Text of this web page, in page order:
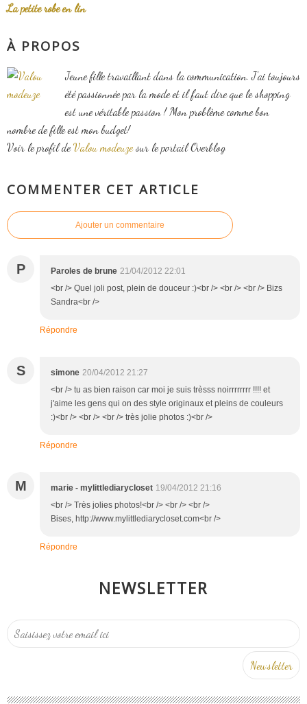
La petite robe en lin
À PROPOS
Jeune fille travaillant dans la communication. J'ai toujours
été passionnée par la mode et il faut dire que le shopping
est une véritable passion ! Mon problème comme bon
nombre de fille est mon budget!
Voir le profil deValou modeuzesur le portail Overblog
COMMENTER CET ARTICLE
Ajouter un commentaire
P Paroles de brune 21/04/2012 22:01
<br /> Quel joli post, plein de douceur :)<br /> <br /> <br /> Bizs
Sandra<br />
Répondre
S simone 20/04/2012 21:27
<br /> tu as bien raison car moi je suis trèsss noirrrrrrrr !!!! et
j'aime les gens qui on des style originaux et pleins de couleurs
:)<br /> <br /> <br /> très jolie photos :)<br />
Répondre
M marie - mylittlediarycloset 19/04/2012 21:16
<br /> Très jolies photos!<br /> <br /> <br />
Bises, http://www.mylittlediarycloset.com<br />
Répondre
NEWSLETTER